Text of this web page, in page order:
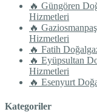
🔥 Güngören
Hizmetleri
🔥
Hizmetleri
🔥 Fatih
🔥 Eyüpsultan
Hizmetleri
🔥 Esenyurt
Kategoriler